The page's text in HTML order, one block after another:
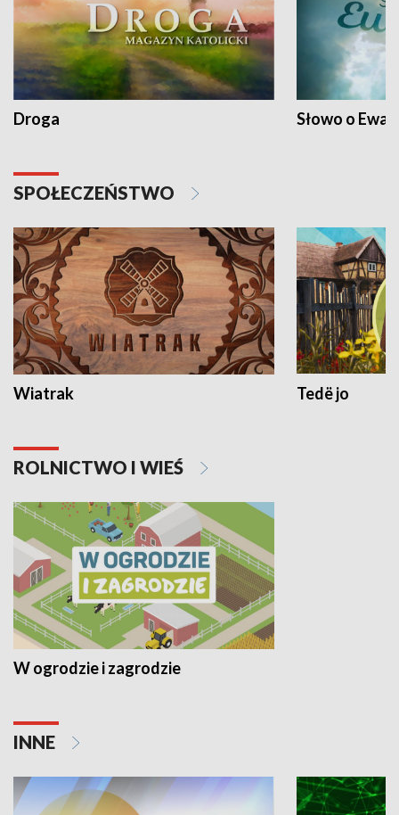
Droga Słowo o
SPOŁECZEŃSTWO
Wiatrak Tedë jo
ROLNICTWO I WIEŚ
W ogrodzie i zagrodzie
INNE